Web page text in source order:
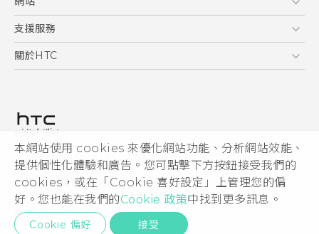
本網站使用 cookies 來優化網站功能、分析網站效能、
提供個性化體驗和廣告。您可點擊下方按鈕接受我們的
cookies，或在「Cookie 喜好設定」上管理您的偏
好。您也能在我們的Cookie 政策中找到更多訊息。
Cookie 偏好 接受
智能手機
區塊鍊手機
HTC Dev
HTC Research
支援服務
服務中心
關於HTC
私隱政策
產品安全
加入HTC
Security and Privacy Whitepaper
© 2011-2026 HTC Corporation
HTC 法律文件
隱私聯絡:Global-Privacy@htc.com